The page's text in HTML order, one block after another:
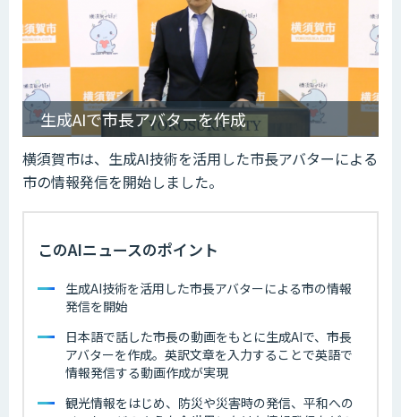
生成AIで市長アバターを作成
横須賀市は、生成AI技術を活用した市長アバターによる
市の情報発信を開始しました。
このAIニュースのポイント
生成AI技術を活用した市長アバターによる市の情報
発信を開始
日本語で話した市長の動画をもとに生成AIで、市長
アバターを作成。英訳文章を入力することで英語で
情報発信する動画作成が実現
観光情報をはじめ、防災や災害時の発信、平和への